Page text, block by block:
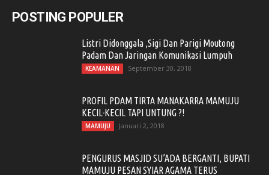
POSTING POPULER
Listri Didonggala ,Sigi Dan Parigi Moutong
Padam Dan Jaringan Komunikasi Lumpuh
KEAMANAN September 30, 2018
PROFIL PDAM TIRTA MANAKARRA MAMUJU
KECIL-KECIL TAPI UNTUNG ?!
MAMUJU Januari 2, 2018
PENGURUS MASJID SU’ADA BERGANTI, BUPATI
MAMUJU PESAN SYIAR AGAMA TERUS